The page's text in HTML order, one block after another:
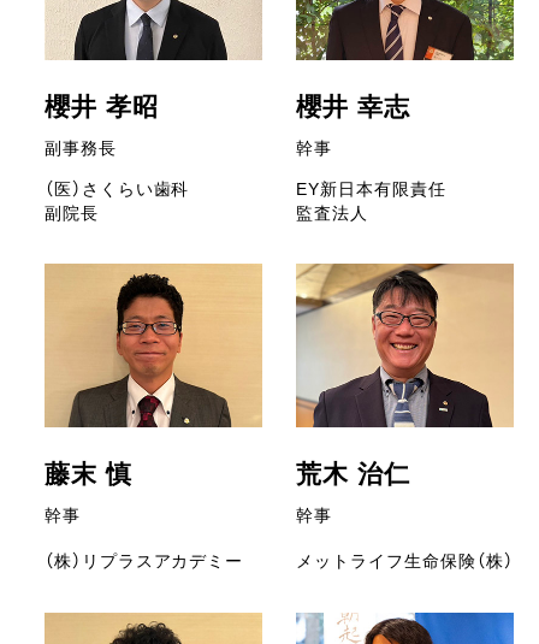
櫻井 孝昭
副事務長
（医）さくらい歯科
副院長
櫻井 幸志
幹事
EY新日本有限責任
監査法人
藤末 慎
幹事
（株）リプラスアカデミー
荒木 治仁
幹事
メットライフ生命保険（株）